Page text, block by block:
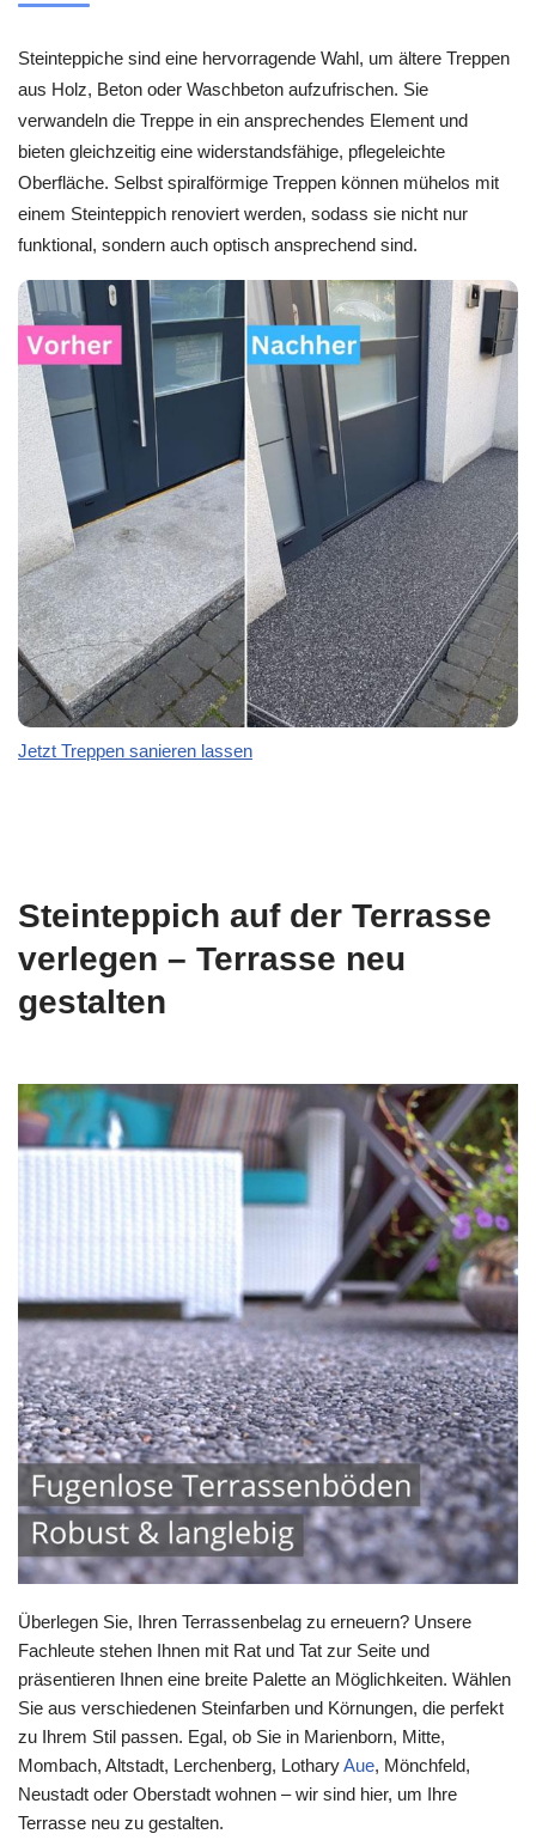
Steinteppiche sind eine hervorragende Wahl, um ältere Treppen
aus Holz, Beton oder Waschbeton aufzufrischen. Sie
verwandeln die Treppe in ein ansprechendes Element und
bieten gleichzeitig eine widerstandsfähige, pflegeleichte
Oberfläche. Selbst spiralförmige Treppen können mühelos mit
einem Steinteppich renoviert werden, sodass sie nicht nur
funktional, sondern auch optisch ansprechend sind.
Jetzt Treppen sanieren lassen
Steinteppich auf der Terrasse
verlegen – Terrasse neu
gestalten
Überlegen Sie, Ihren Terrassenbelag zu erneuern? Unsere
Fachleute stehen Ihnen mit Rat und Tat zur Seite und
präsentieren Ihnen eine breite Palette an Möglichkeiten. Wählen
Sie aus verschiedenen Steinfarben und Körnungen, die perfekt
zu Ihrem Stil passen. Egal, ob Sie in Marienborn, Mitte,
Mombach, Altstadt, Lerchenberg, LotharyAue, Mönchfeld,
Neustadt oder Oberstadt wohnen – wir sind hier, um Ihre
Terrasse neu zu gestalten.